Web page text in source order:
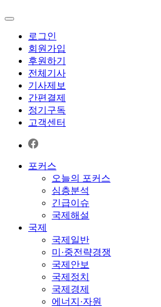
로그인
회원가입
후원하기
전체기사
기사제보
간편결제
정기구독
고객센터
포커스
오늘의 포커스
심층분석
긴급이슈
국제해설
국제
국제일반
미·중전략경쟁
국제안보
국제정치
국제경제
에너지·자원